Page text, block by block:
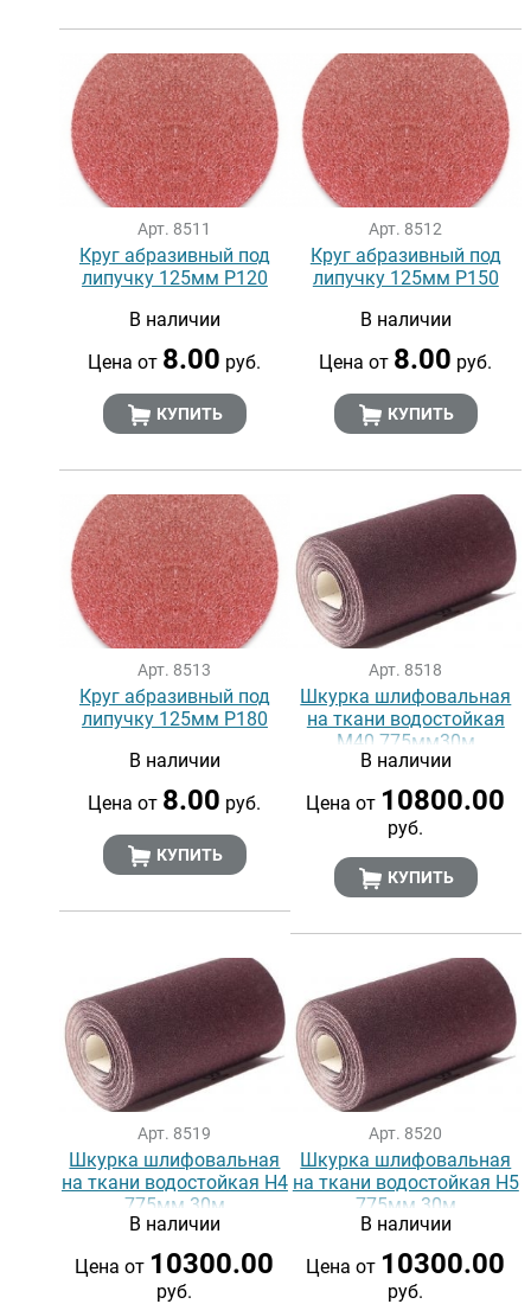
Арт. 8511
Круг абразивный под
липучку 125мм Р120
В наличии
Цена от 8.00 руб.
КУПИТЬ
Арт. 8512
Круг абразивный под
липучку 125мм Р150
В наличии
Цена от 8.00 руб.
КУПИТЬ
Арт. 8513
Круг абразивный под
липучку 125мм Р180
В наличии
Цена от 8.00 руб.
КУПИТЬ
Арт. 8518
Шкурка шлифовальная
на ткани водостойкая
М40 775мм30м
В наличии
Цена от 10800.00
руб.
КУПИТЬ
Арт. 8519
Шкурка шлифовальная
на ткани водостойкая Н4
775мм 30м
В наличии
Цена от 10300.00
руб.
Арт. 8520
Шкурка шлифовальная
на ткани водостойкая Н5
775мм 30м
В наличии
Цена от 10300.00
руб.